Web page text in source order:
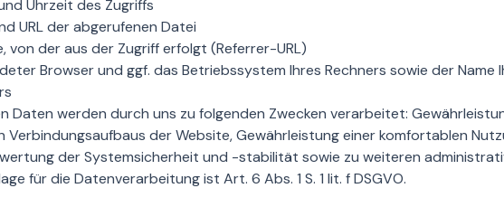
Uhrzeit des Zugriffs
URL der abgerufenen Datei
von der aus der Zugriff erfolgt (Referrer-URL)
Browser und ggf. das Betriebssystem Ihres Rechners sowie der Name
Daten werden durch uns zu folgenden Zwecken verarbeitet:
Verbindungsaufbaus der Website, Gewährleistung einer komfortablen
der Systemsicherheit und -stabilität sowie zu weiteren
für die Datenverarbeitung ist Art. 6 Abs. 1 S. 1 lit. f DSGVO.